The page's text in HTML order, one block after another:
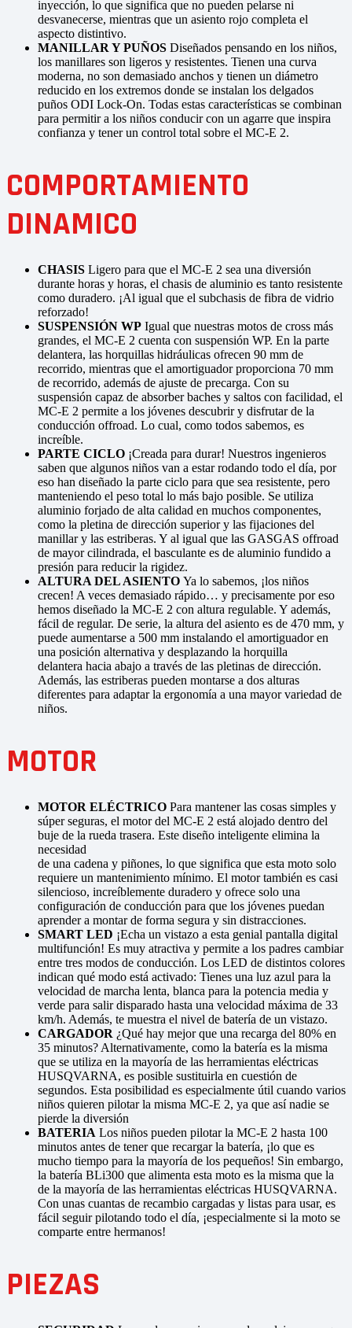
inyección, lo que significa que no pueden pelarse ni
desvanecerse, mientras que un asiento rojo completa el
aspecto distintivo.
MANILLAR Y PUÑOS Diseñados pensando en los niños,
los manillares son ligeros y resistentes. Tienen una curva
moderna, no son demasiado anchos y tienen un diámetro
reducido en los extremos donde se instalan los delgados
puños ODI Lock-On. Todas estas características se combinan
para permitir a los niños conducir con un agarre que inspira
confianza y tener un control total sobre el MC-E 2.
COMPORTAMIENTO
DINAMICO
CHASIS Ligero para que el MC-E 2 sea una diversión
durante horas y horas, el chasis de aluminio es tanto resistente
como duradero. ¡Al igual que el subchasis de fibra de vidrio
reforzado!
SUSPENSIÓN WP Igual que nuestras motos de cross más
grandes, el MC-E 2 cuenta con suspensión WP. En la parte
delantera, las horquillas hidráulicas ofrecen 90 mm de
recorrido, mientras que el amortiguador proporciona 70 mm
de recorrido, además de ajuste de precarga. Con su
suspensión capaz de absorber baches y saltos con facilidad, el
MC-E 2 permite a los jóvenes descubrir y disfrutar de la
conducción offroad. Lo cual, como todos sabemos, es
increíble.
PARTE CICLO ¡Creada para durar! Nuestros ingenieros
saben que algunos niños van a estar rodando todo el día, por
eso han diseñado la parte ciclo para que sea resistente, pero
manteniendo el peso total lo más bajo posible. Se utiliza
aluminio forjado de alta calidad en muchos componentes,
como la pletina de dirección superior y las fijaciones del
manillar y las estriberas. Y al igual que las GASGAS offroad
de mayor cilindrada, el basculante es de aluminio fundido a
presión para reducir la rigidez.
ALTURA DEL ASIENTO Ya lo sabemos, ¡los niños
crecen! A veces demasiado rápido… y precisamente por eso
hemos diseñado la MC-E 2 con altura regulable. Y además,
fácil de regular. De serie, la altura del asiento es de 470 mm, y
puede aumentarse a 500 mm instalando el amortiguador en
una posición alternativa y desplazando la horquilla
delantera hacia abajo a través de las pletinas de dirección.
Además, las estriberas pueden montarse a dos alturas
diferentes para adaptar la ergonomía a una mayor variedad de
niños.
MOTOR
MOTOR ELÉCTRICO Para mantener las cosas simples y
súper seguras, el motor del MC-E 2 está alojado dentro del
buje de la rueda trasera. Este diseño inteligente elimina la
necesidad
de una cadena y piñones, lo que significa que esta moto solo
requiere un mantenimiento mínimo. El motor también es casi
silencioso, increíblemente duradero y ofrece solo una
configuración de conducción para que los jóvenes puedan
aprender a montar de forma segura y sin distracciones.
SMART LED ¡Echa un vistazo a esta genial pantalla digital
multifunción! Es muy atractiva y permite a los padres cambiar
entre tres modos de conducción. Los LED de distintos colores
indican qué modo está activado: Tienes una luz azul para la
velocidad de marcha lenta, blanca para la potencia media y
verde para salir disparado hasta una velocidad máxima de 33
km/h. Además, te muestra el nivel de batería de un vistazo.
CARGADOR ¿Qué hay mejor que una recarga del 80% en
35 minutos? Alternativamente, como la batería es la misma
que se utiliza en la mayoría de las herramientas eléctricas
HUSQVARNA, es posible sustituirla en cuestión de
segundos. Esta posibilidad es especialmente útil cuando varios
niños quieren pilotar la misma MC-E 2, ya que así nadie se
pierde la diversión
BATERIA Los niños pueden pilotar la MC-E 2 hasta 100
minutos antes de tener que recargar la batería, ¡lo que es
mucho tiempo para la mayoría de los pequeños! Sin embargo,
la batería BLi300 que alimenta esta moto es la misma que la
de la mayoría de las herramientas eléctricas HUSQVARNA.
Con unas cuantas de recambio cargadas y listas para usar, es
fácil seguir pilotando todo el día, ¡especialmente si la moto se
comparte entre hermanos!
PIEZAS